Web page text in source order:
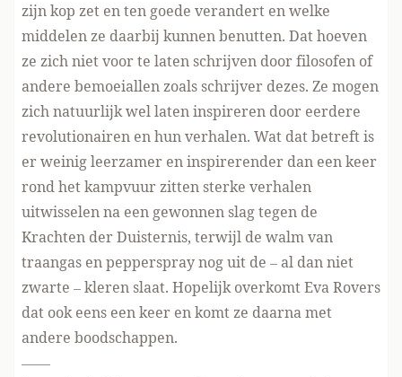
zijn kop zet en ten goede verandert en welke
middelen ze daarbij kunnen benutten. Dat hoeven
ze zich niet voor te laten schrijven door filosofen of
andere bemoeiallen zoals schrijver dezes. Ze mogen
zich natuurlijk wel laten inspireren door eerdere
revolutionairen en hun verhalen. Wat dat betreft is
er weinig leerzamer en inspirerender dan een keer
rond het kampvuur zitten sterke verhalen
uitwisselen na een gewonnen slag tegen de
Krachten der Duisternis, terwijl de walm van
traangas en pepperspray nog uit de – al dan niet
zwarte – kleren slaat. Hopelijk overkomt Eva Rovers
dat ook eens een keer en komt ze daarna met
andere boodschappen.
——